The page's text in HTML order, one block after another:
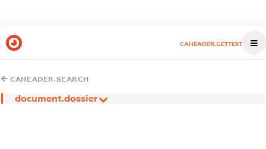
CAHEADER.GETTEST
CAHEADER.SEARCH
document.dossier